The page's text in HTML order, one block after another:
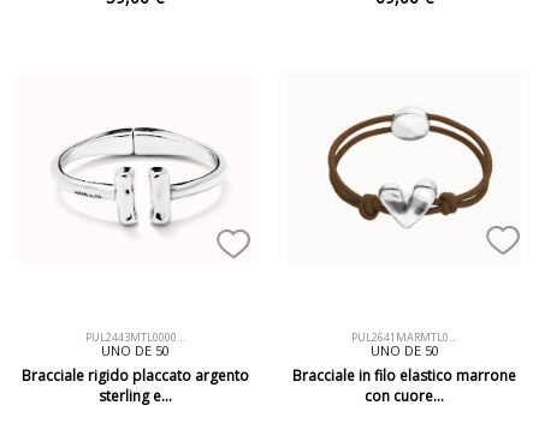
PUL2443MTL0000…
UNO DE 50
Bracciale rigido placcato argento
sterling e…
PUL2641MARMTL0…
UNO DE 50
Bracciale in filo elastico marrone
con cuore…